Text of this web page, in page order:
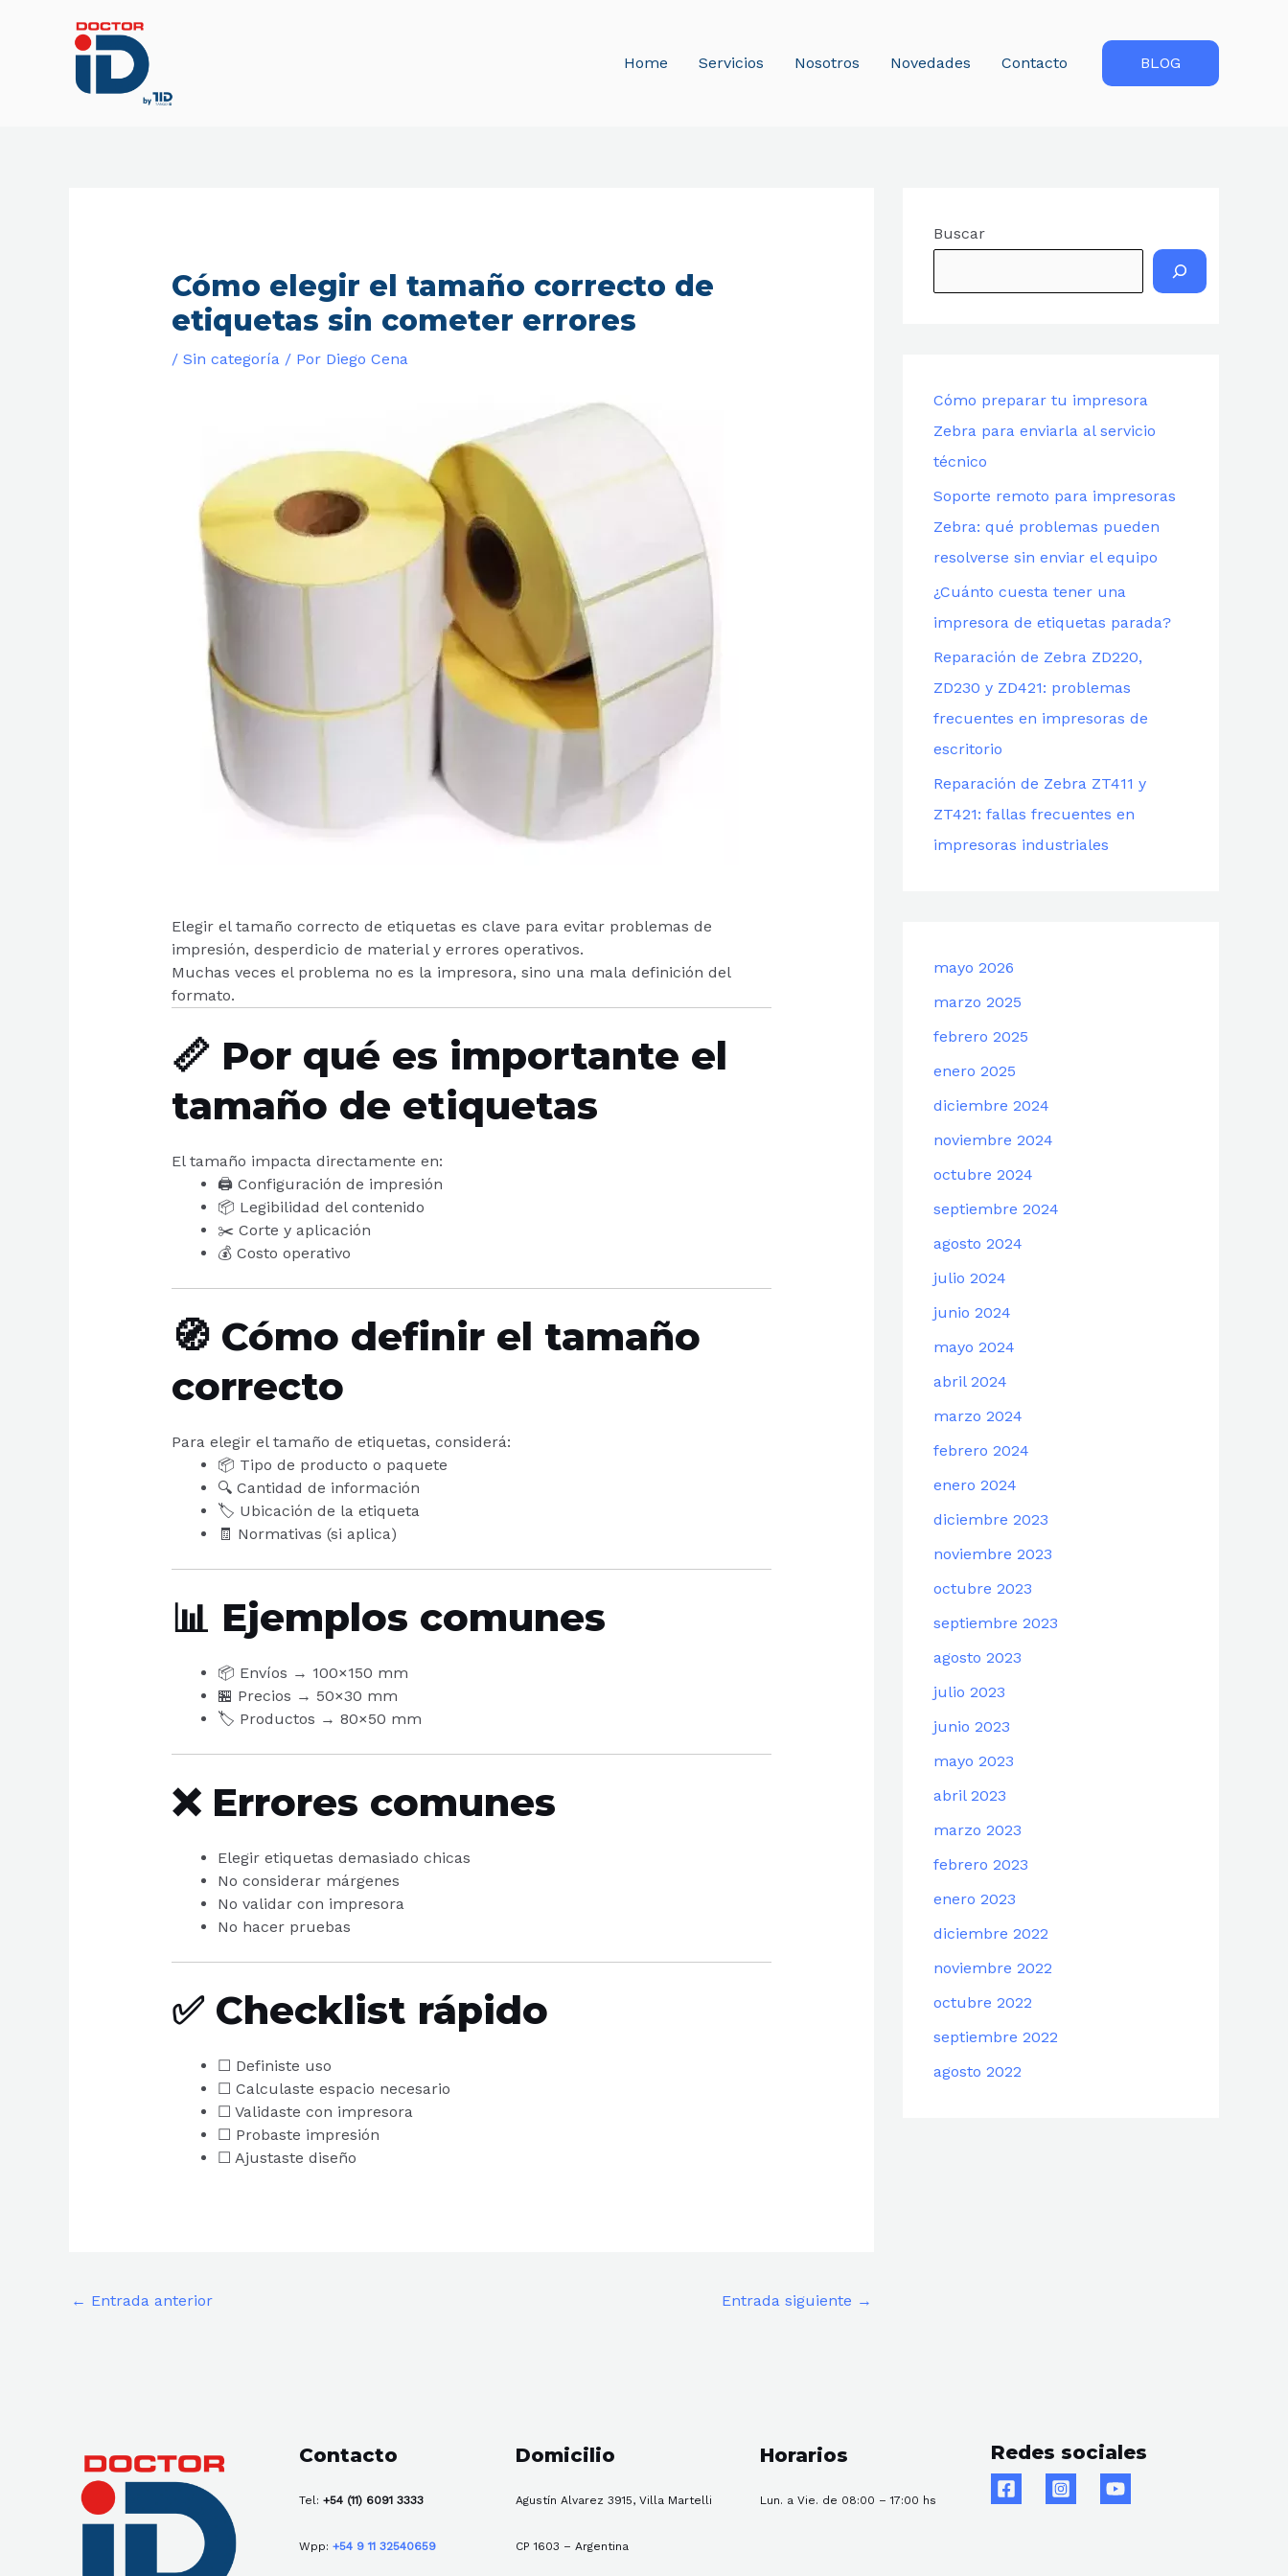
Home Servicios Nosotros Novedades Contacto BLOG
Cómo elegir el tamaño correcto de
etiquetas sin cometer errores
/ Sin categoría/ Por Diego Cena
Elegir el tamaño correcto de etiquetas es clave para evitar problemas de
impresión, desperdicio de material y errores operativos.
Muchas veces el problema no es la impresora, sino una mala definición del
formato.
📏 Por qué es importante el
tamaño de etiquetas
El tamaño impacta directamente en:
🖨️ Configuración de impresión
📦 Legibilidad del contenido
✂️ Corte y aplicación
💰 Costo operativo
🧭 Cómo definir el tamaño
correcto
Para elegir el tamaño de etiquetas, considerá:
📦 Tipo de producto o paquete
🔍 Cantidad de información
🏷️ Ubicación de la etiqueta
🧾 Normativas (si aplica)
📊 Ejemplos comunes
📦 Envíos → 100×150 mm
🏪 Precios → 50×30 mm
🏷️ Productos → 80×50 mm
❌ Errores comunes
Elegir etiquetas demasiado chicas
No considerar márgenes
No validar con impresora
No hacer pruebas
✅ Checklist rápido
☐ Definiste uso
☐ Calculaste espacio necesario
☐ Validaste con impresora
☐ Probaste impresión
☐ Ajustaste diseño
← Entrada anterior Entrada siguiente →
Buscar
Cómo preparar tu impresora
Zebra para enviarla al servicio
técnico
Soporte remoto para impresoras
Zebra: qué problemas pueden
resolverse sin enviar el equipo
¿Cuánto cuesta tener una
impresora de etiquetas parada?
Reparación de Zebra ZD220,
ZD230 y ZD421: problemas
frecuentes en impresoras de
escritorio
Reparación de Zebra ZT411 y
ZT421: fallas frecuentes en
impresoras industriales
mayo 2026
marzo 2025
febrero 2025
enero 2025
diciembre 2024
noviembre 2024
octubre 2024
septiembre 2024
agosto 2024
julio 2024
junio 2024
mayo 2024
abril 2024
marzo 2024
febrero 2024
enero 2024
diciembre 2023
noviembre 2023
octubre 2023
septiembre 2023
agosto 2023
julio 2023
junio 2023
mayo 2023
abril 2023
marzo 2023
febrero 2023
enero 2023
diciembre 2022
noviembre 2022
octubre 2022
septiembre 2022
agosto 2022
Contacto
Tel:+54 (11) 6091 3333
Wpp: +54 9 11 32540659
Domicilio
Agustín Alvarez 3915, Villa Martelli
CP 1603 – Argentina
Horarios
Lun. a Vie. de 08:00 – 17:00 hs
Redes sociales